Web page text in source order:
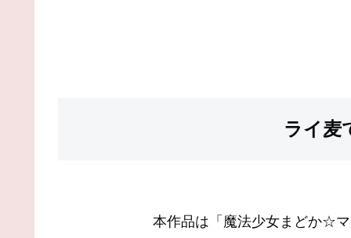
ライ麦
本作品は「魔法少女まどか☆